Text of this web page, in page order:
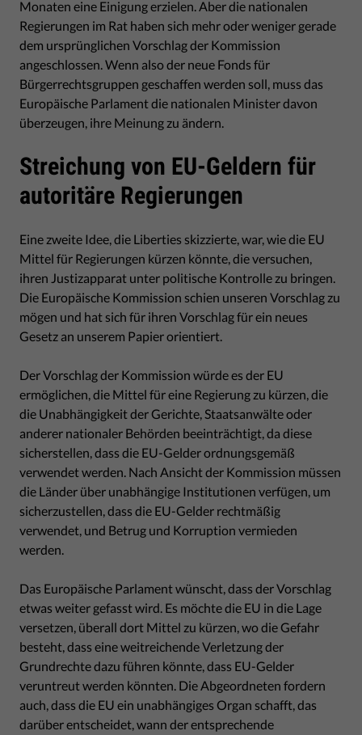
Monaten eine Einigung erzielen. Aber die nationalen
Regierungen im Rat haben sich mehr oder weniger gerade
dem ursprünglichen Vorschlag der Kommission
angeschlossen. Wenn also der neue Fonds für
Bürgerrechtsgruppen geschaffen werden soll, muss das
Europäische Parlament die nationalen Minister davon
überzeugen, ihre Meinung zu ändern.
Streichung von EU-Geldern für
autoritäre Regierungen
Eine zweite Idee, die Liberties skizzierte, war, wie die EU
Mittel für Regierungen kürzen könnte, die versuchen,
ihren Justizapparat unter politische Kontrolle zu bringen.
Die Europäische Kommission schien unseren Vorschlag zu
mögen und hat sich für ihren Vorschlag für ein neues
Gesetz an unserem Papier orientiert.
Der Vorschlag der Kommission würde es der EU
ermöglichen, die Mittel für eine Regierung zu kürzen, die
die Unabhängigkeit der Gerichte, Staatsanwälte oder
anderer nationaler Behörden beeinträchtigt, da diese
sicherstellen, dass die EU-Gelder ordnungsgemäß
verwendet werden. Nach Ansicht der Kommission müssen
die Länder über unabhängige Institutionen verfügen, um
sicherzustellen, dass die EU-Gelder rechtmäßig
verwendet, und Betrug und Korruption vermieden
werden.
Das Europäische Parlament wünscht, dass der Vorschlag
etwas weiter gefasst wird. Es möchte die EU in die Lage
versetzen, überall dort Mittel zu kürzen, wo die Gefahr
besteht, dass eine weitreichende Verletzung der
Grundrechte dazu führen könnte, dass EU-Gelder
veruntreut werden könnten. Die Abgeordneten fordern
auch, dass die EU ein unabhängiges Organ schafft, das
darüber entscheidet, wann der entsprechende